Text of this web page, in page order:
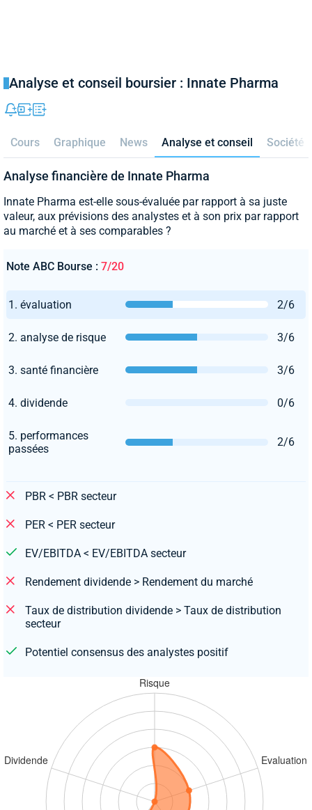
Analyse et conseil boursier : Innate Pharma
Cours Graphique News Analyse et conseil Société
Analyse financière de Innate Pharma
Innate Pharma est-elle sous-évaluée par rapport à sa juste
valeur, aux prévisions des analystes et à son prix par rapport
au marché et à ses comparables ?
Note ABC Bourse : 7/20
1. évaluation 2/6
2. analyse de risque 3/6
3. santé financière 3/6
4. dividende 0/6
5. performances
passées
2/6
PBR < PBR secteur
PER < PER secteur
EV/EBITDA < EV/EBITDA secteur
Rendement dividende > Rendement du marché
Taux de distribution dividende > Taux de distribution
secteur
Potentiel consensus des analystes positif